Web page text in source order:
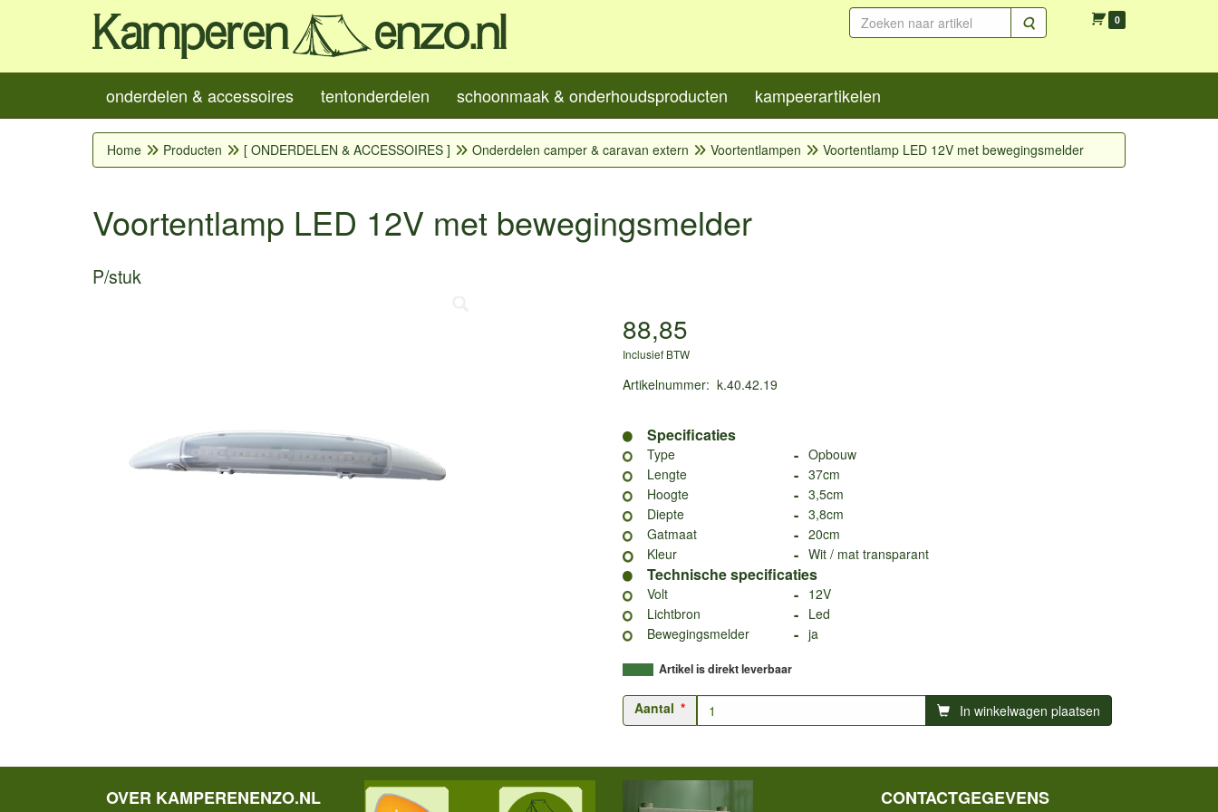
Zoeken 0
onderdelen & accessoires tentonderdelen schoonmaak & onderhoudsproducten kampeerartikelen
Home Producten [ ONDERDELEN & ACCESSOIRES ] Onderdelen camper & caravan extern Voortentlampen Voortentlamp LED 12V met bewegingsmelder
Voortentlamp LED 12V met bewegingsmelder
P/stuk
88,85
Inclusief BTW
Artikelnummer: k.40.42.19
Specificaties
Type - Opbouw
Lengte
- 37cm
Hoogte
- 3,5cm
Diepte
- 3,8cm
Gatmaat
- 20cm
Kleur
- Wit / mat transparant
Technische specificaties
Volt - 12V
Lichtbron
- Led
Bewegingsmelder
- ja
Artikel is direkt leverbaar
Aantal In winkelwagen plaatsen
OVER KAMPERENENZO.NL CONTACTGEGEVENS